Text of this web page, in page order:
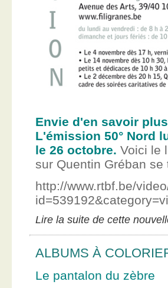
Envie d'en savoir
L'émission 50° Nord
le 26 octobre. Voici le
sur Quentin Gréban
http://www.rtbf.be/
Lire la suite de cette
ALBUMS À
Le pantalon du zèbre